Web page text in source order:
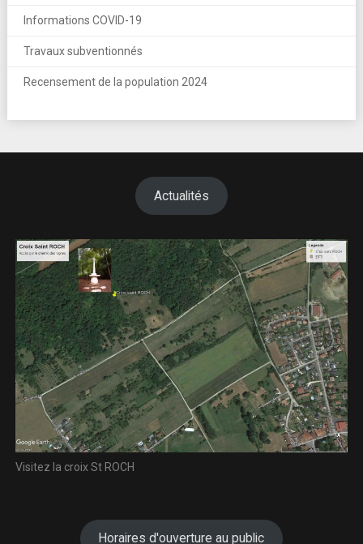
Informations COVID-19
Travaux subventionnés
Recensement de la population 2024
Actualités
Visitez la croix St ROCH
Horaires d'ouverture au public